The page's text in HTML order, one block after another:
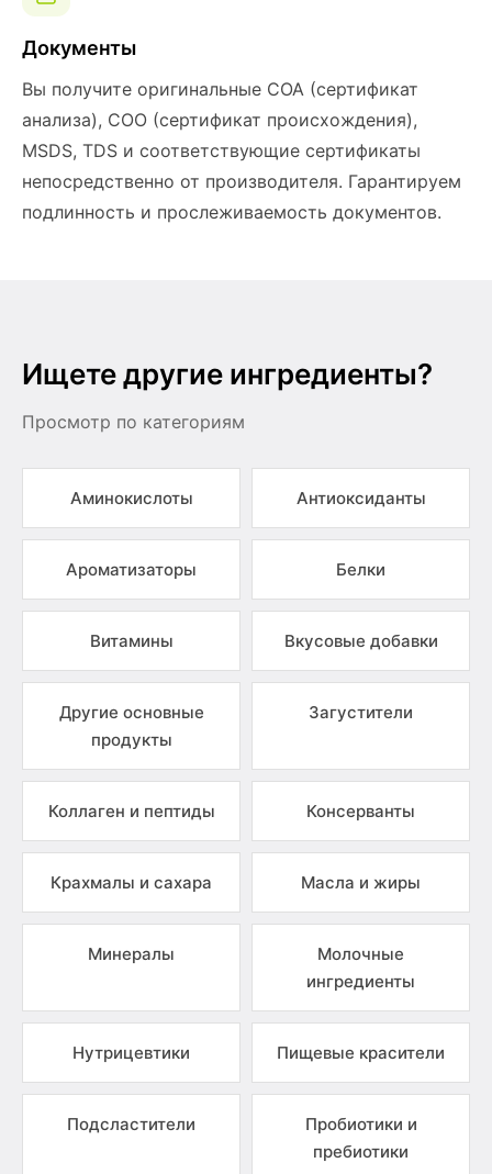
Документы
Вы получите оригинальные COA (сертификат
анализа), COO (сертификат происхождения),
MSDS, TDS и соответствующие сертификаты
непосредственно от производителя. Гарантируем
подлинность и прослеживаемость документов.
Ищете другие ингредиенты?
Просмотр по категориям
Аминокислоты Антиоксиданты
Ароматизаторы Белки
Витамины Вкусовые добавки
Другие основные
продукты
Загустители
Коллаген и пептиды Консерванты
Крахмалы и сахара Масла и жиры
Минералы
Молочные
ингредиенты
Нутрицевтики Пищевые красители
Подсластители
Пробиотики и
пребиотики